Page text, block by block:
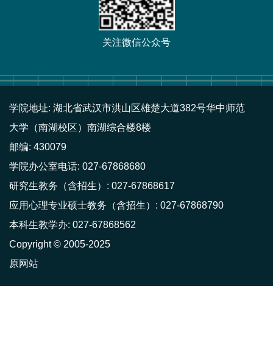
关注微信公众号
学院地址: 湖北省武汉市洪山区雄楚大道382号华中师范
大学（南湖校区）南湖综合楼8楼
邮编: 430079
学院办公室电话: 027-67868680
研究生教务（含招生）: 027-67868617
应用心理专业硕士教务（含招生）: 027-67868790
本科生教学办: 027-67868562
Copyright © 2005-2025
原网站